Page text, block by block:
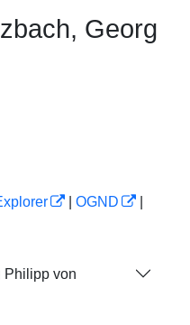
Georg
OGND
Philipp von